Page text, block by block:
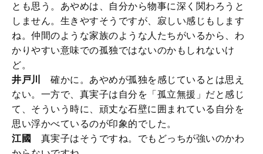
とも思う。あやめは、自分から物事に深く関わろうと
しません。生きやすそうですが、寂しい感じもします
ね。仲間のような家族のような人たちがいるから、わ
かりやすい意味での孤独ではないのかもしれないけ
ど。
井戸川
確かに。あやめが孤独を感じているとは思え
ない。一方で、真実子は自分を「孤立無援」だと感じ
て、そういう時に、頑丈な石壁に囲まれている自分を
思い浮かべているのが印象的でした。
江國
真実子はそうですね。でもどっちが強いのかわ